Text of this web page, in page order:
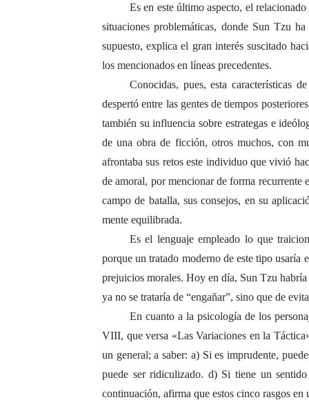
Es en este último aspecto, el
situaciones problemáticas, donde Sun Tzu
supuesto, explica el gran interés suscitado
los mencionados en líneas precedentes.
Conocidas, pues, esta características
despertó entre las gentes de tiempos
también su influencia sobre estrategas e
de una obra de ficción, otros muchos, con
afrontaba sus retos este individuo que vivió
de amoral, por mencionar de forma recurrente
campo de batalla, sus consejos, en su
mente equilibrada.
Es el lenguaje empleado lo que
porque un tratado moderno de este tipo
prejuicios morales. Hoy en día, Sun Tzu
ya no se trataría de “engañar”, sino que de
En cuanto a la psicología de los
VIII, que versa «Las Variaciones en la
un general; a saber: a) Si es imprudente,
puede ser ridiculizado. d) Si tiene un
continuación, afirma que estos cinco rasgos